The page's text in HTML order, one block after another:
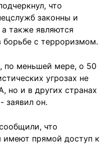
что
законны и
также являются
с терроризмом.
по меньшей мере, о 50
угрозах не
но и в других странах
заявил он.
что
имеют прямой доступ к